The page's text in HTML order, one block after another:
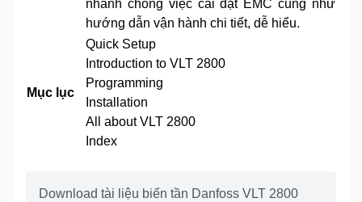
nhanh chóng việc cài đặt EMC cũng như
hướng dẫn vận hành chi tiết, dễ hiểu.
Mục lục
Quick Setup
Introduction to VLT 2800
Programming
Installation
All about VLT 2800
Index
Download tài liệu biến tần Danfoss VLT 2800